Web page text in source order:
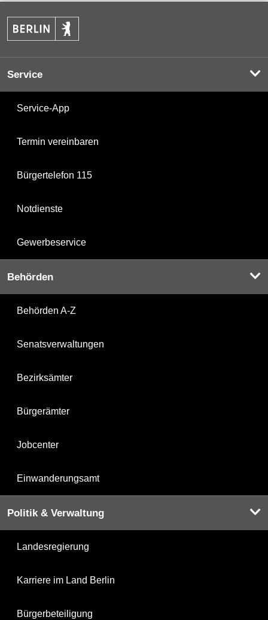
Service
Service-App
Termin vereinbaren
Bürgertelefon 115
Notdienste
Gewerbeservice
Behörden
Behörden A-Z
Senatsverwaltungen
Bezirksämter
Bürgerämter
Jobcenter
Einwanderungsamt
Politik & Verwaltung
Landesregierung
Karriere im Land Berlin
Bürgerbeteiligung